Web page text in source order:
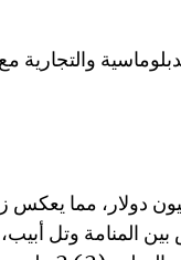
والتجارية مع
صادرات البحرين إلى إسرائيل في عام 2022 10.58 مليون دولار،
اتفاقية التقييس بين المنامة وتل أبيب،